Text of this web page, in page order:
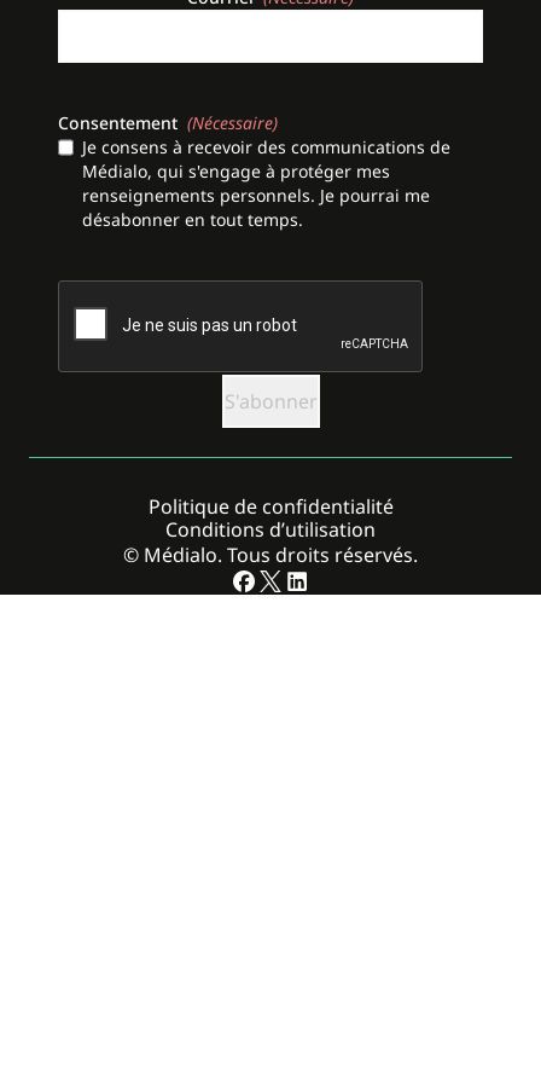
Consentement (Nécessaire)
Je consens à recevoir des communications de
Médialo, qui s'engage à protéger mes
renseignements personnels. Je pourrai me
désabonner en tout temps.
© Médialo. Tous droits réservés.
Politique de confidentialité
Conditions d’utilisation